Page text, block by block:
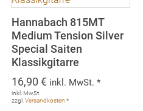
Hannabach 815MT
Medium Tension Silver
Special Saiten
Klassikgitarre
16,90€ inkl. MwSt. *
inkl. MwSt.
zzgl.Versandkosten *